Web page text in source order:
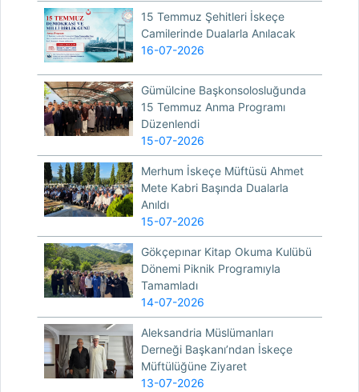
15 Temmuz Şehitleri İskeçe
Camilerinde Dualarla Anılacak
16-07-2026
Gümülcine Başkonsolosluğunda
15 Temmuz Anma Programı
Düzenlendi
15-07-2026
Merhum İskeçe Müftüsü Ahmet
Mete Kabri Başında Dualarla
Anıldı
15-07-2026
Gökçepınar Kitap Okuma Kulübü
Dönemi Piknik Programıyla
Tamamladı
14-07-2026
Aleksandria Müslümanları
Derneği Başkanı’ndan İskeçe
Müftülüğüne Ziyaret
13-07-2026